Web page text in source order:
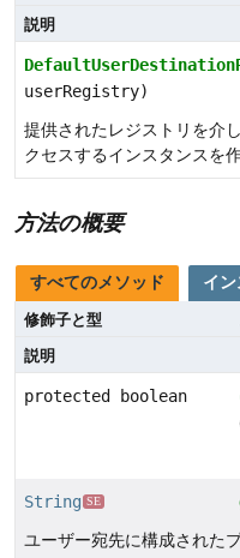
説明
userRegistry)
提供されたレジストリを介
クセスするインスタンスを
方法の概要
すべてのメソッド イ
修飾子と型
説明
protected boolean
String SE
ユーザー宛先に構成された